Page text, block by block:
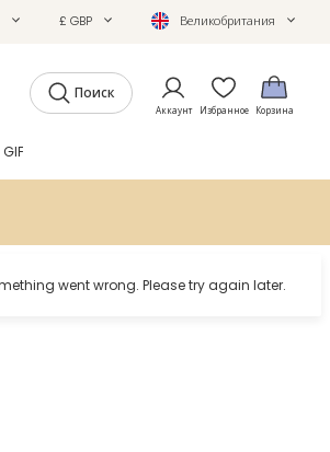
£ GBP Великобритания
Поиск
Аккаунт Избранное Корзина
GIFTS